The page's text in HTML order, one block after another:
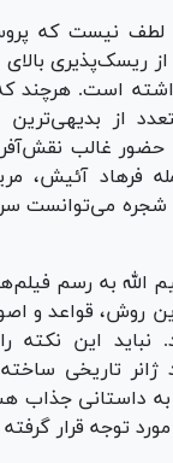
لطف نیست که
ریسک‌پذیری بالای
است. هرچند که
از
حضور غالب
فرهاد آئیش،
می‌توانست
الله به رسم
این روش، قواعد و
نباید این نکته
ژانر تاریخی
به داستانی جذاب
توجه قرار